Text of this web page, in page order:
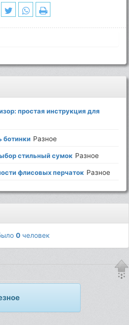
простая инструкция для
ботинки Разное
стильный сумок Разное
флисовых перчаток Разное
0 человек